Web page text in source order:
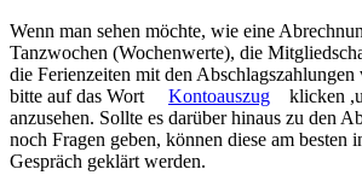
Wenn man sehen möchte, wie eine
Tanzwochen (Wochenwerte), die
die Ferienzeiten mit den Abschlagszahlungen
bitte auf das Wort
Kontoauszug
klicken
anzusehen. Sollte es darüber hinaus zu den
noch Fragen geben, können diese am besten
Gespräch geklärt werden.